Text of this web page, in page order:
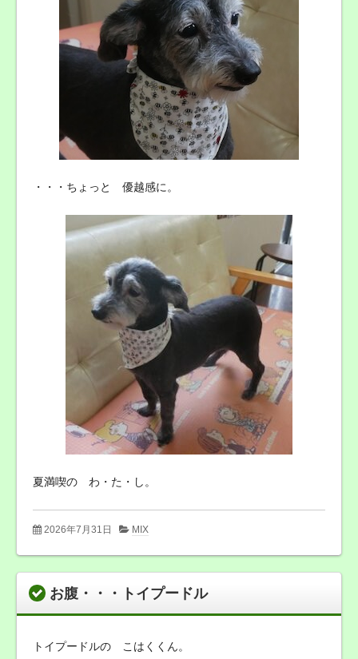
・・・ちょっと 優越感に。
夏満喫の わ・た・し。
2026年7月31日 MIX
お腹・・・トイプードル
トイプードルの こはくくん。